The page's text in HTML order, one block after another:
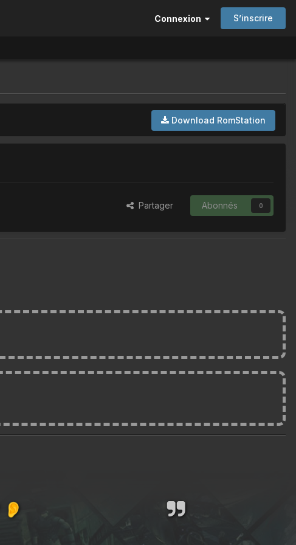
Connexion S’inscrire
Download RomStation
Partager Abonnés 0
👂